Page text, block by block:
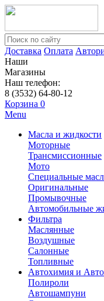
Доставка Оплата
Наши
Магазины
Наш телефон:
8 (3532) 64-80-12
Корзина 0
Menu
Масла и жидкости
Моторные
Трансмиссионные
Мото
Специальные
Оригинальные
Промывочные
Автомобильные
Фильтра
Маслянные
Воздушные
Салонные
Топливные
Автохимия и
Полироли
Автошампуни